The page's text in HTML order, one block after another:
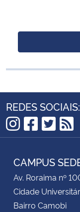
REDES SOCIAIS:
Instagram
CAMPUS
Av. Roraima nº
Cidade
Bairro Camobi